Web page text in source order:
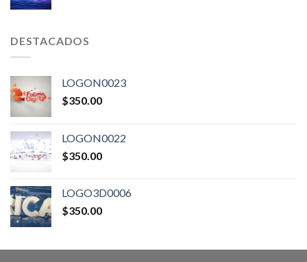
DESTACADOS
LOGON0023
$350.00
LOGON0022
$350.00
LOGO3D0006
$350.00